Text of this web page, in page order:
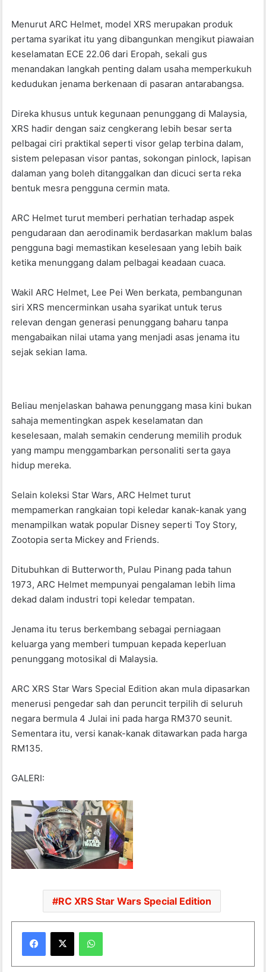
Menurut ARC Helmet, model XRS merupakan produk
pertama syarikat itu yang dibangunkan mengikut piawaian
keselamatan ECE 22.06 dari Eropah, sekali gus
menandakan langkah penting dalam usaha memperkukuh
kedudukan jenama berkenaan di pasaran antarabangsa.
Direka khusus untuk kegunaan penunggang di Malaysia,
XRS hadir dengan saiz cengkerang lebih besar serta
pelbagai ciri praktikal seperti visor gelap terbina dalam,
sistem pelepasan visor pantas, sokongan pinlock, lapisan
dalaman yang boleh ditanggalkan dan dicuci serta reka
bentuk mesra pengguna cermin mata.
ARC Helmet turut memberi perhatian terhadap aspek
pengudaraan dan aerodinamik berdasarkan maklum balas
pengguna bagi memastikan keselesaan yang lebih baik
ketika menunggang dalam pelbagai keadaan cuaca.
Wakil ARC Helmet, Lee Pei Wen berkata, pembangunan
siri XRS mencerminkan usaha syarikat untuk terus
relevan dengan generasi penunggang baharu tanpa
mengabaikan nilai utama yang menjadi asas jenama itu
sejak sekian lama.
Beliau menjelaskan bahawa penunggang masa kini bukan
sahaja mementingkan aspek keselamatan dan
keselesaan, malah semakin cenderung memilih produk
yang mampu menggambarkan personaliti serta gaya
hidup mereka.
Selain koleksi Star Wars, ARC Helmet turut
mempamerkan rangkaian topi keledar kanak-kanak yang
menampilkan watak popular Disney seperti Toy Story,
Zootopia serta Mickey and Friends.
Ditubuhkan di Butterworth, Pulau Pinang pada tahun
1973, ARC Helmet mempunyai pengalaman lebih lima
dekad dalam industri topi keledar tempatan.
Jenama itu terus berkembang sebagai perniagaan
keluarga yang memberi tumpuan kepada keperluan
penunggang motosikal di Malaysia.
ARC XRS Star Wars Special Edition akan mula dipasarkan
menerusi pengedar sah dan peruncit terpilih di seluruh
negara bermula 4 Julai ini pada harga RM370 seunit.
Sementara itu, versi kanak-kanak ditawarkan pada harga
RM135.
GALERI:
RC XRS Star Wars Special Edition
WhatsApp